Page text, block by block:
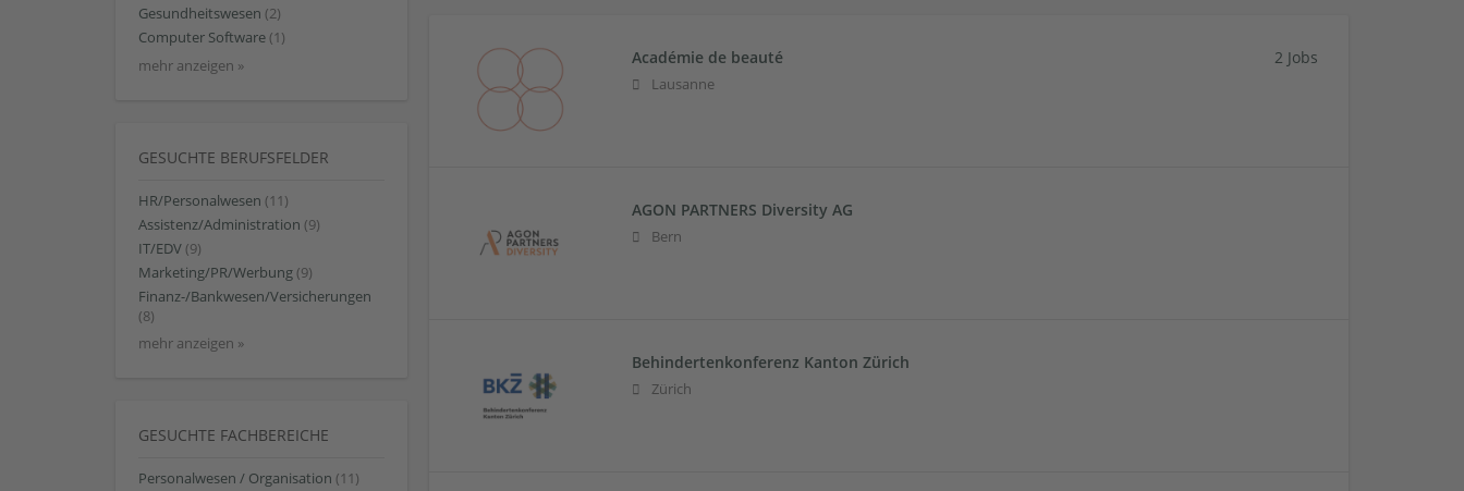
Gesundheitswesen (2)
Computer Software (1)
mehr anzeigen »
GESUCHTE BERUFSFELDER
HR/Personalwesen (11)
Assistenz/Administration (9)
IT/EDV (9)
Marketing/PR/Werbung (9)
Finanz-/Bankwesen/Versicherungen
(8)
mehr anzeigen »
GESUCHTE FACHBEREICHE
Personalwesen / Organisation (11)
Académie de beauté
Lausanne
2 Jobs
AGON PARTNERS Diversity AG
Bern
Behindertenkonferenz Kanton Zürich
Zürich